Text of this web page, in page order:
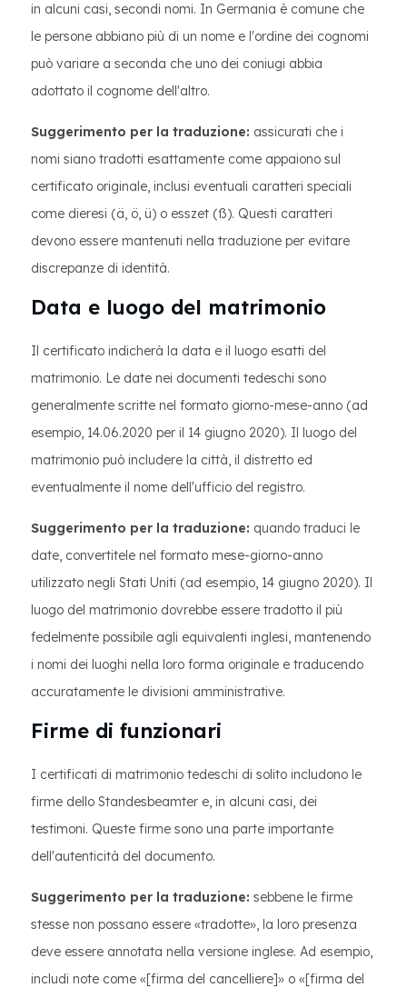
in alcuni casi, secondi nomi. In Germania è comune che
le persone abbiano più di un nome e l'ordine dei cognomi
può variare a seconda che uno dei coniugi abbia
adottato il cognome dell'altro.
Suggerimento per la traduzione: assicurati che i
nomi siano tradotti esattamente come appaiono sul
certificato originale, inclusi eventuali caratteri speciali
come dieresi (ä, ö, ü) o esszet (ß). Questi caratteri
devono essere mantenuti nella traduzione per evitare
discrepanze di identità.
Data e luogo del matrimonio
Il certificato indicherà la data e il luogo esatti del
matrimonio. Le date nei documenti tedeschi sono
generalmente scritte nel formato giorno-mese-anno (ad
esempio, 14.06.2020 per il 14 giugno 2020). Il luogo del
matrimonio può includere la città, il distretto ed
eventualmente il nome dell'ufficio del registro.
Suggerimento per la traduzione: quando traduci le
date, convertitele nel formato mese-giorno-anno
utilizzato negli Stati Uniti (ad esempio, 14 giugno 2020). Il
luogo del matrimonio dovrebbe essere tradotto il più
fedelmente possibile agli equivalenti inglesi, mantenendo
i nomi dei luoghi nella loro forma originale e traducendo
accuratamente le divisioni amministrative.
Firme di funzionari
I certificati di matrimonio tedeschi di solito includono le
firme dello Standesbeamter e, in alcuni casi, dei
testimoni. Queste firme sono una parte importante
dell'autenticità del documento.
Suggerimento per la traduzione: sebbene le firme
stesse non possano essere «tradotte», la loro presenza
deve essere annotata nella versione inglese. Ad esempio,
includi note come «[firma del cancelliere]» o «[firma del